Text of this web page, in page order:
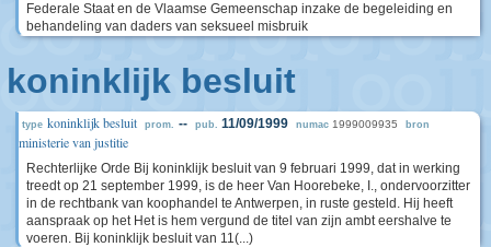
Federale Staat en de Vlaamse Gemeenschap inzake de begeleiding en
behandeling van daders van seksueel misbruik
koninklijk besluit
type koninklijk besluit prom. -- pub. 11/09/1999 numac 1999009935 bron
ministerie van justitie
Rechterlijke Orde Bij koninklijk besluit van 9 februari 1999, dat in werking
treedt op 21 september 1999, is de heer Van Hoorebeke, I., ondervoorzitter
in de rechtbank van koophandel te Antwerpen, in ruste gesteld. Hij heeft
aanspraak op het Het is hem vergund de titel van zijn ambt eershalve te
voeren. Bij koninklijk besluit van 11(...)